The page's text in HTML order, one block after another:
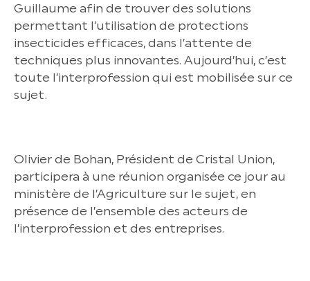
Guillaume afin de trouver des solutions
permettant l’utilisation de protections
insecticides efficaces, dans l’attente de
techniques plus innovantes. Aujourd’hui, c’est
toute l’interprofession qui est mobilisée sur ce
sujet.
Olivier de Bohan, Président de Cristal Union,
participera à une réunion organisée ce jour au
ministère de l’Agriculture sur le sujet, en
présence de l’ensemble des acteurs de
l’interprofession et des entreprises.